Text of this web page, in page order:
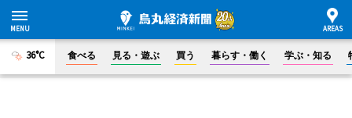
36°C 食べる 見る・遊ぶ 買う 暮らす・働く 学ぶ・知る